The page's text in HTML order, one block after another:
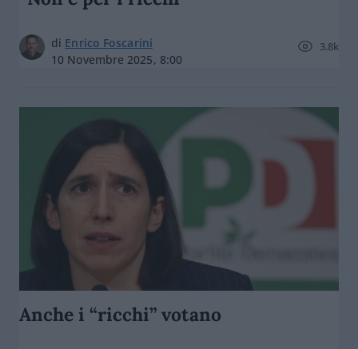
di Enrico Foscarini
10 Novembre 2025, 8:00
3.8k
Anche i “ricchi” votano